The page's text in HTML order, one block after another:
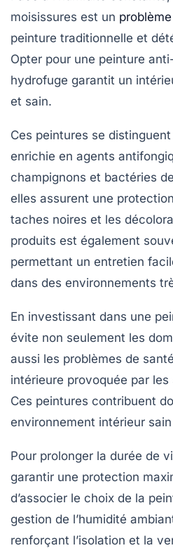
moisissures est un problème
peinture traditionnelle et
Opter pour une peinture
hydrofuge garantit un
et sain.
Ces peintures se
enrichie en agents
champignons et bactéries
elles assurent une
taches noires et les
produits est également
permettant un entretien
dans des environnements
En investissant dans une
évite non seulement les
aussi les problèmes de
intérieure provoquée par
Ces peintures contribuent
environnement intérieur
Pour prolonger la durée de
garantir une protection
d’associer le choix de la
gestion de l’humidité
renforçant l’isolation et la